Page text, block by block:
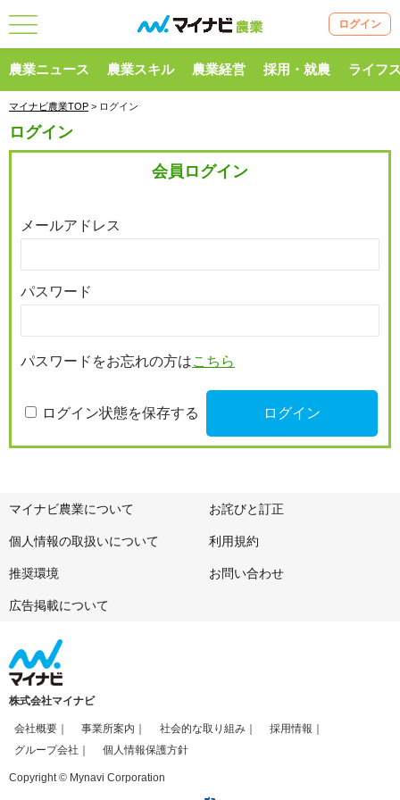
ログイン
農業ニュース 農業スキル 農業経営 採用・就農 ライフ
マイナビ農業TOP > ログイン
ログイン
会員ログイン
メールアドレス
パスワード
パスワードをお忘れの方はこちら
ログイン状態を保存する
マイナビ農業について お詫びと訂正
個人情報の取扱いについて 利用規約
推奨環境 お問い合わせ
広告掲載について
株式会社マイナビ
会社概要 事業所案内 社会的な取り組み
採用情報
グループ会社
個人情報保護方針
Copyright © Mynavi Corporation